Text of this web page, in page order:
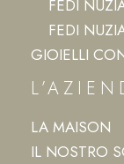
FEDI
FEDI
GIOIELLI
LA MAISON
IL NOSTRO